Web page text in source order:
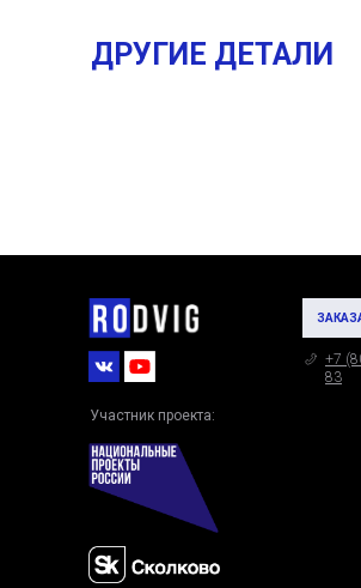
ДРУГИЕ ДЕТАЛИ
Участник проекта:
+7
83